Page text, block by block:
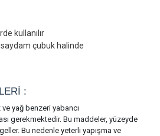
kullanılır
saydam çubuk halinde
:
yağ benzeri yabancı
gerekmektedir. Bu maddeler, yüzeyde
Bu nedenle yeterli yapışma ve